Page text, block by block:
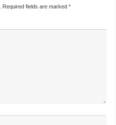
Required fields are marked *